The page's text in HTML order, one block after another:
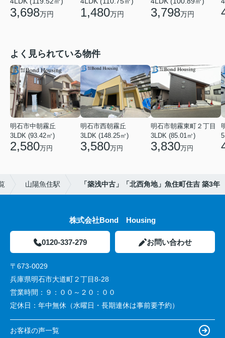
3,698万円 1,480万円 3,798万円
よく見られている物件
明石市中朝霧丘
3LDK (93.42㎡)
2,580万円
明石市西朝霧丘
3LDK (148.25㎡)
3,580万円
明石市朝霧東町２丁目
3LDK (85.01㎡)
3,830万円
山陽魚住駅 「築浅中古」「北西角地」魚住町住吉 築3年
株式会社Bond Housing
0120-337-279 お問い合わせ
〒673-0029
兵庫県明石市大道町２丁目8-28
営業時間： ９：００～２０：００
定休日： 年中無休（水曜日・長期連休は事前要予約）
お客様の声一覧